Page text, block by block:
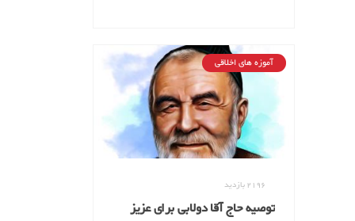
آموزه های اخلاقی
2196بازدید
توصیه حاج آقا دولابی برای عزیز